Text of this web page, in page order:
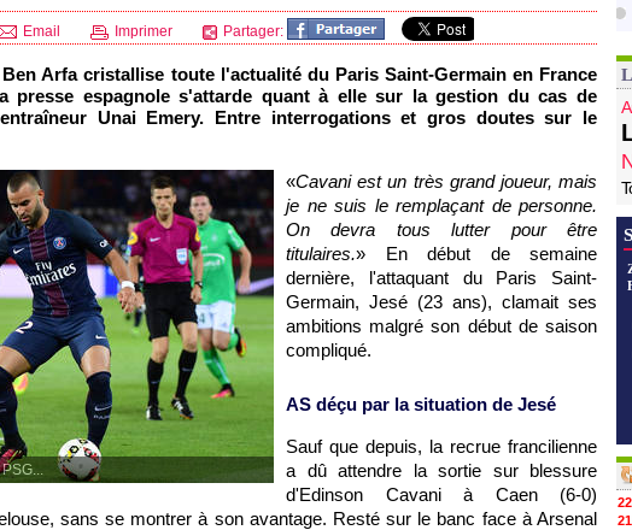
Email Imprimer Partager:
Arfa cristallise toute l'actualité du Paris Saint-Germain en France
presse espagnole s'attarde quant à elle sur la gestion du cas de
Unai Emery. Entre interrogations et gros doutes sur le
«Cavani est un très grand joueur, mais
je ne suis le remplaçant de personne.
On devra tous lutter pour être
titulaires.» En début de semaine
dernière, l'attaquant du Paris Saint-
Germain, Jesé (23 ans), clamait ses
ambitions malgré son début de saison
compliqué.
AS déçu par la situation de Jesé
Sauf que depuis, la recrue francilienne
a dû attendre la sortie sur blessure
d'Edinson Cavani à Caen (6-0)
sans se montrer à son avantage. Resté sur le banc face à Arsenal